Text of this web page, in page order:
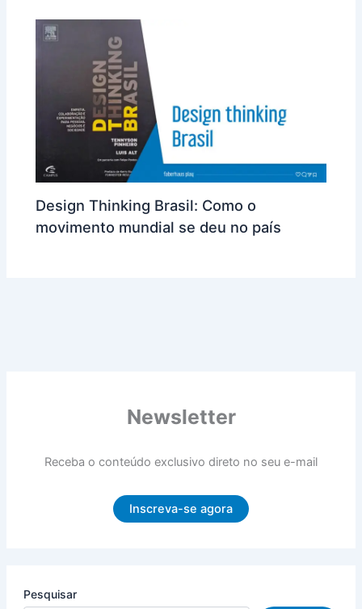
Design Thinking Brasil: Como o
movimento mundial se deu no país
Newsletter
Receba o conteúdo exclusivo direto no seu e-mail
Inscreva-se agora
Pesquisar